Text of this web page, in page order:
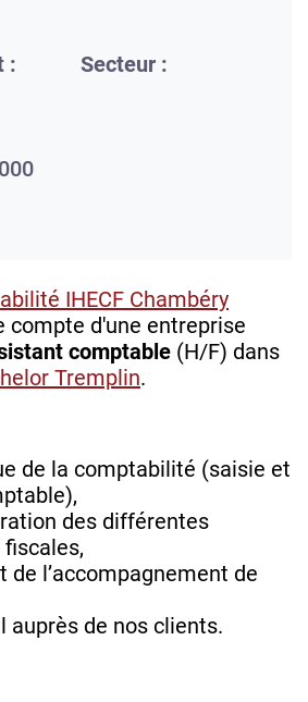
:
Secteur :
IHECF Chambéry
compte d'une entreprise
comptable (H/F) dans
Tremplin.
de la comptabilité (saisie et
des différentes
de l’accompagnement de
auprès de nos clients.